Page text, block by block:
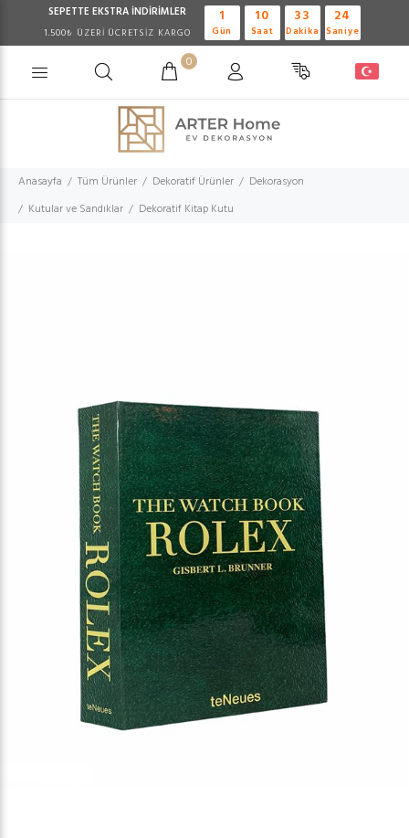
SEPETTE EKSTRA İNDİRİMLER
1.500₺ ÜZERİ ÜCRETSİZ KARGO
1
Gün
10
Saat
33
Dakika
23
Saniye
0
Anasayfa Tüm Ürünler Dekoratif Ürünler
Dekorasyon
Kutular ve Sandıklar
Dekoratif Kitap Kutu